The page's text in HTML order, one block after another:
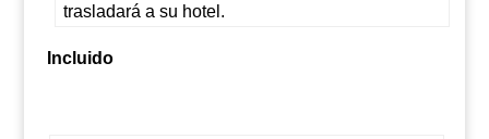
trasladará a su hotel.
Incluido